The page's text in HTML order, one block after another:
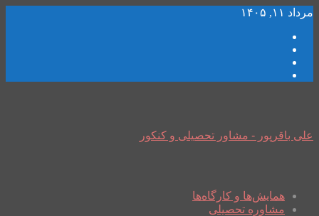
مرداد ۱۱, ۱۴۰۵
علی باقرپور - مشاور تحصیلی و کنکور
همایش‌ها و کارگاه‌ها
مشاوره تحصیلی